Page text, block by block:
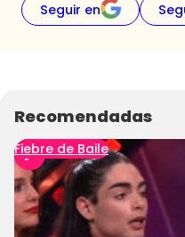
Seguir en
Recomendadas
Fiebre de Baile